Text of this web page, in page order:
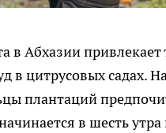
в Абхазии
в цитрусовых садах.
плантаций
в шесть